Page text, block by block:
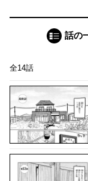
話の
全14話